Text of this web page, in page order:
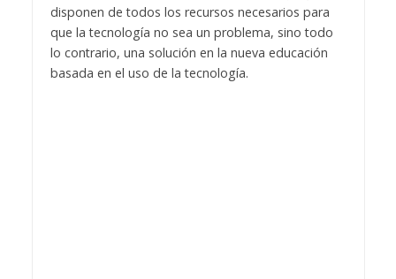
disponen de todos los recursos necesarios para
que la tecnología no sea un problema, sino todo
lo contrario, una solución en la nueva educación
basada en el uso de la tecnología.